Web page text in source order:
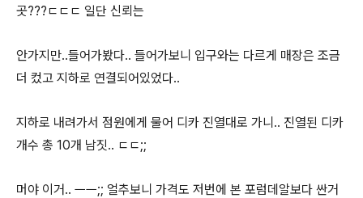
곳???ㄷㄷㄷ 일단 신뢰는
안가지만..들어가봤다.. 들어가보니 입구와는 다르게 매장은 조금
더 컸고 지하로 연결되어있었다..
지하로 내려가서 점원에게 물어 디카 진열대로 가니.. 진열된 디카
개수 총 10개 남짓.. ㄷㄷ;;
머야 이거.. ㅡㅡ;; 얼추보니 가격도 저번에 본 포럼데알보다 싼거